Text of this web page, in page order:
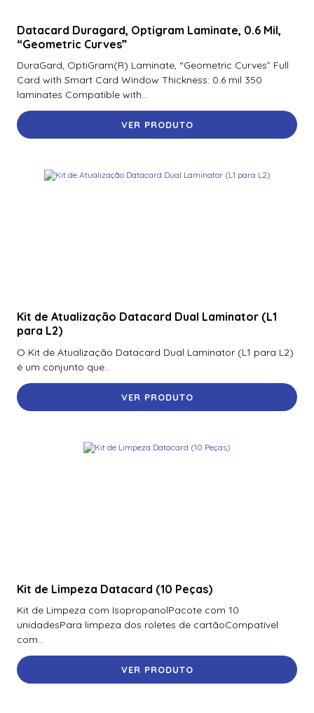
Datacard Duragard, Optigram Laminate, 0.6 Mil,
“Geometric Curves”
DuraGard, OptiGram(R) Laminate, “Geometric Curves” Full
Card with Smart Card Window Thickness: 0.6 mil 350
laminates Compatible with...
VER PRODUTO
Kit de Atualização Datacard Dual Laminator (L1
para L2)
O Kit de Atualização Datacard Dual Laminator (L1 para L2)
é um conjunto que...
VER PRODUTO
Kit de Limpeza Datacard (10 Peças)
Kit de Limpeza com IsopropanolPacote com 10
unidadesPara limpeza dos roletes de cartãoCompatível
com...
VER PRODUTO